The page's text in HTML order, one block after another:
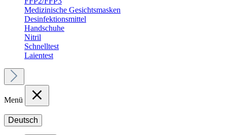
Medizinische Gesichtsmasken
Desinfektionsmittel
Handschuhe
Nitril
Schnelltest
Laientest
Menü
Deutsch